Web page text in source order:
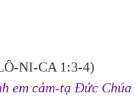
NI-CA 1:3-4)
em cảm-tạ Đức Chúa